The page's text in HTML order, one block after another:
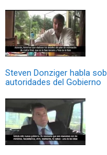
Steven Donziger habla
autoridades del Gobierno